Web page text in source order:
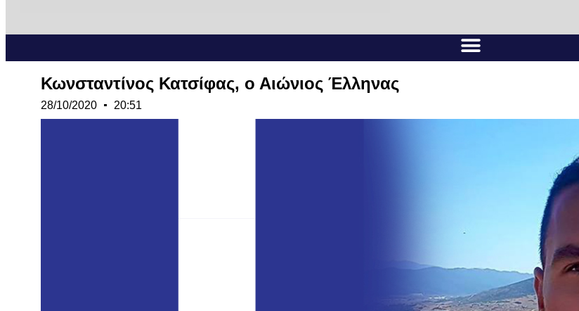
Κωνσταντίνος Κατσίφας, ο Αιώνιος Έλληνας
28/10/2020 20:51